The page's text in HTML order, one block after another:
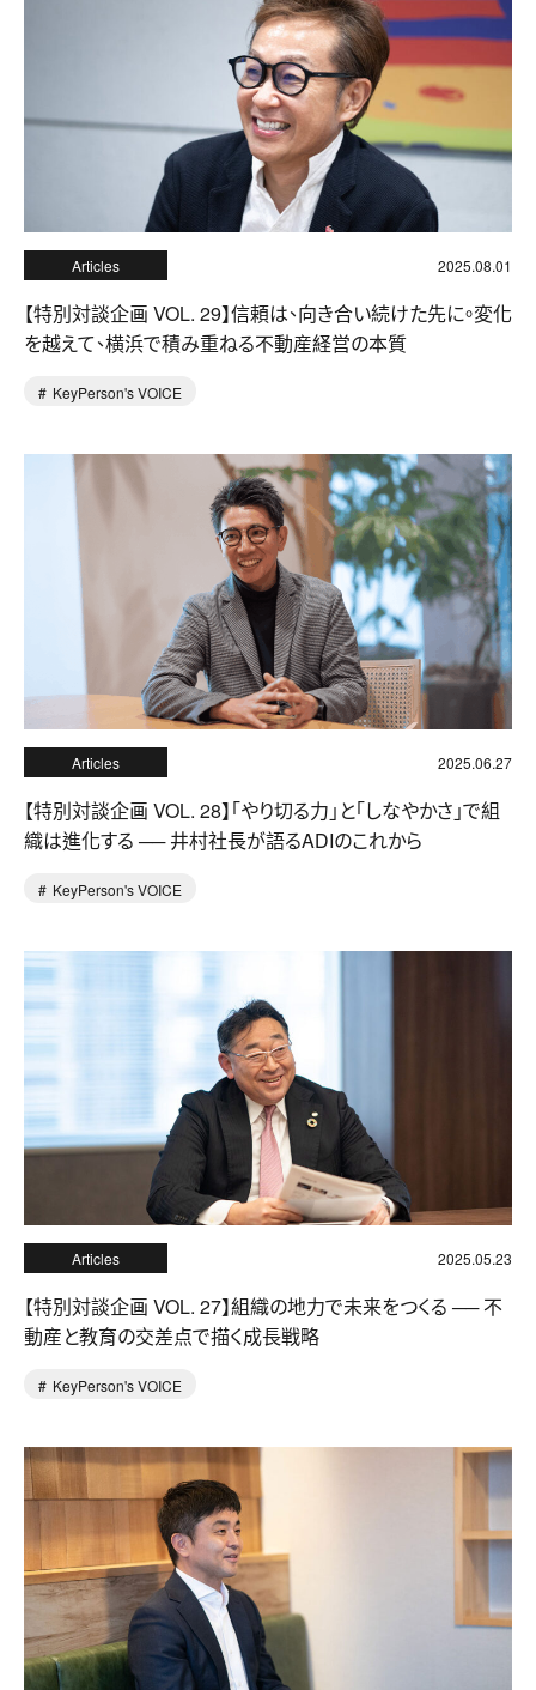
Articles 2025.08.01
【特別対談企画 VOL. 29】信頼は、向き合い続けた先に。変化
を越えて、横浜で積み重ねる不動産経営の本質
KeyPerson's VOICE
Articles 2025.06.27
【特別対談企画 VOL. 28】「やり切る力」と「しなやかさ」で組
織は進化する ── 井村社長が語るADIのこれから
KeyPerson's VOICE
Articles 2025.05.23
【特別対談企画 VOL. 27】組織の地力で未来をつくる ── 不
動産と教育の交差点で描く成長戦略
KeyPerson's VOICE